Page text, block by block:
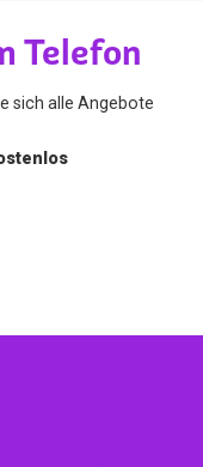
Telefon
sich alle Angebote